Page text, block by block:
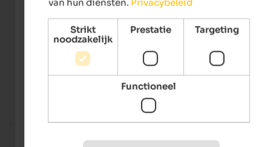
Fitness room
van hun diensten. Privacybeleid
Strikt
noodzakelijk
Prestatie Targeting
Functioneel